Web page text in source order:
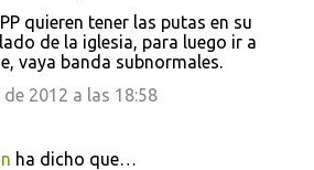
quieren tener las putas en su
de la iglesia, para luego ir a
vaya banda subnormales.
2012 a las 18:58
ha dicho que…